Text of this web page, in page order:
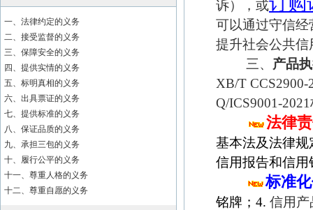
一、法律约定的义务
二、接受监督的义务
三、保障安全的义务
四、提供实情的义务
五、标明真相的义务
六、出具票证的义务
七、提供标准的义务
八、保证品质的义务
九、承担三包的义务
十、履行公平的义务
十一、尊重人格的义务
十二、尊重自愿的义务
诉），或
可以通过守信
提升社会公共
三、 产品
XB/T CCS2900-
Q/ICS9001-
法律
基本法及法律
信用报告和信
标准
铭牌；4. 信用产